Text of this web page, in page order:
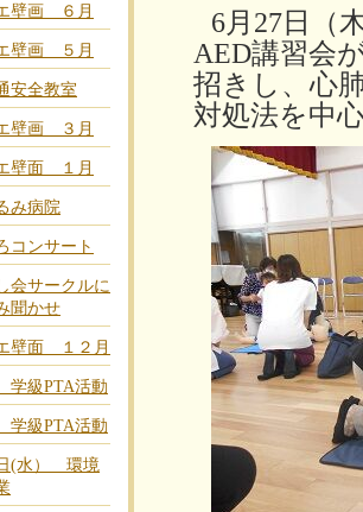
6月27日（
AED講習会
招きし、心
対処法を中
壁画 ６月
壁画 ５月
安全教室
壁画 ３月
壁面 １月
み病院
コンサート
会サークルに
聞かせ
壁面 １２月
級PTA活動
級PTA活動
(水） 環境